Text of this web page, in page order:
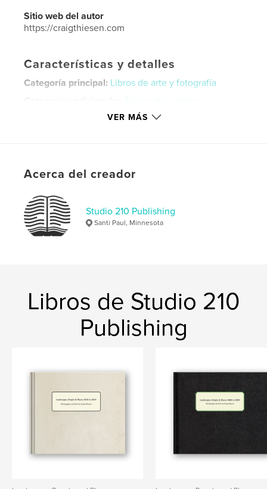
Sitio web del autor
https://craigthiesen.com
Características y detalles
Categoría principal: Libros de arte y fotografía
Fotografía artística
Apaisado estándar, 25×20 cm
Fecha de publicación:mar. 23, 2026
IdiomaEnglish
Palabras clave
landscape
VER MÁS
Acerca del creador
Studio 210 Publishing
Santi Paul, Minnesota
Libros de Studio 210
Publishing